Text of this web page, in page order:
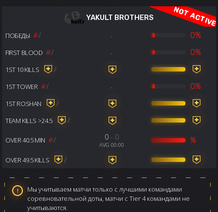
YAKULT BROTHERS
ПОБЕДЫ #/ - 0%
FIRST BLOOD #/ - 0%
1ST 10 KILLS /
1ST TOWER #/ - 0%
1ST ROSHAN /
TEAM KILLS >24.5 /
OVER 40.5 MIN #/ 0- 0
AVG 00:00 %
OVER 49.5 KILLS /
Мы учитываем матчи только с лучшими командами
соревновательной доты, матчи с Tier 4 командами не
учитываются.